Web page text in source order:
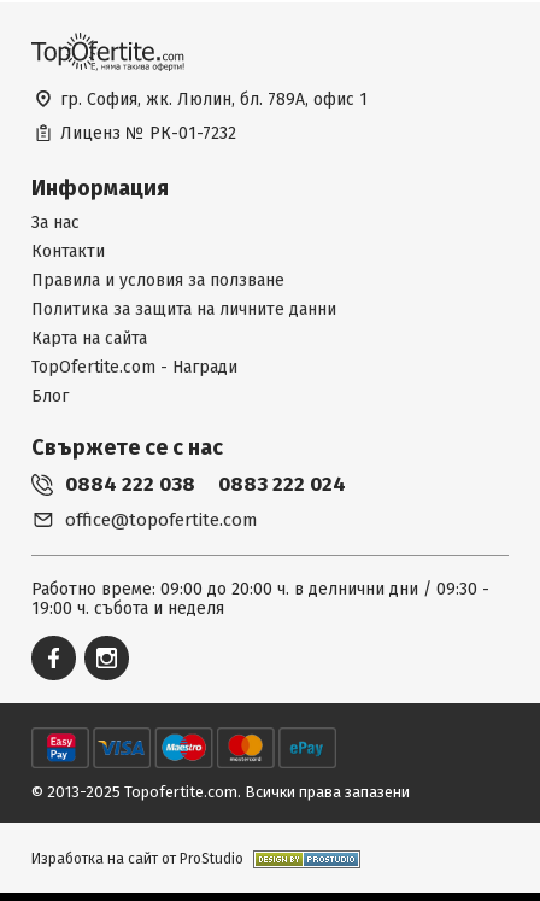
гр. София, жк. Люлин, бл. 789А, офис 1
Лиценз № РК-01-7232
Информация
За нас
Контакти
Правила и условия за ползване
Политика за защита на личните данни
Карта на сайта
TopOfertite.com - Награди
Блог
Свържете се с нас
0884 222 038 0883 222 024
office@topofertite.com
Работно време: 09:00 до 20:00 ч. в делнични дни / 09:30 -
19:00 ч. събота и неделя
© 2013-2025 Topofertite.com. Всички права запазени
Изработка на сайт от ProStudio